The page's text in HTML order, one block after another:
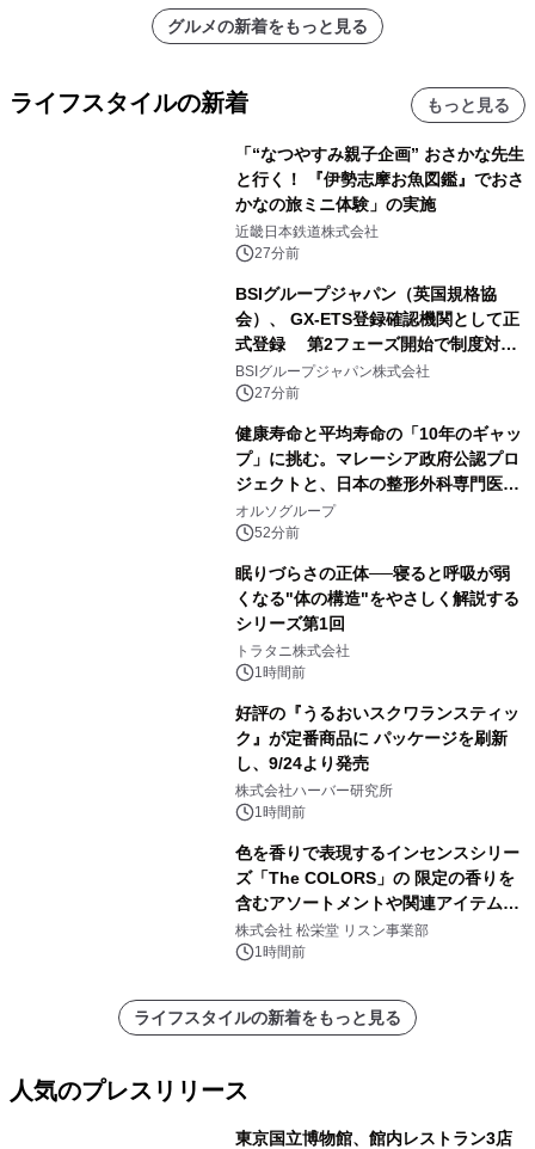
グルメの新着をもっと見る
ライフスタイルの新着 もっと見る
「“なつやすみ親子企画” おさかな先生
と行く！ 『伊勢志摩お魚図鑑』でおさ
かなの旅ミニ体験」の実施
近畿日本鉄道株式会社
27分前
BSIグループジャパン（英国規格協
会）、 GX-ETS登録確認機関として正
式登録 第2フェーズ開始で制度対応
が義務化、 企業の対応はどう変わるの
か？ 法的拘束力をもつGX-ETSの実
動画を公開中
BSIグループジャパン株式会社
27分前
健康寿命と平均寿命の「10年のギャッ
プ」に挑む。マレーシア政府公認プロ
ジェクトと、日本の整形外科専門医が
サステナブルな「エシカル・ツバメの
巣」の共同臨床検証を開始
オルソグループ
52分前
眠りづらさの正体──寝ると呼吸が弱
くなる"体の構造"をやさしく解説する
シリーズ第1回
トラタニ株式会社
1時間前
好評の『うるおいスクワランスティッ
ク』が定番商品に パッケージを刷新
し、9/24より発売
株式会社ハーバー研究所
1時間前
色を香りで表現するインセンスシリー
ズ「The COLORS」の 限定の香りを
含むアソートメントや関連アイテムを
8月6日発売
株式会社 松栄堂 リスン事業部
1時間前
ライフスタイルの新着をもっと見る
人気のプレスリリース
東京国立博物館、館内レストラン3店